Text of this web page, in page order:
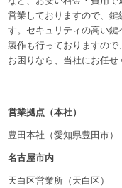
営業しておりますので、
す。セキュリティの高い
製作も行っておりますの
お困りなら、当社にお任せ
営業拠点（本社）
豊田本社（愛知県豊田市）
名古屋市内
天白区営業所（天白区）